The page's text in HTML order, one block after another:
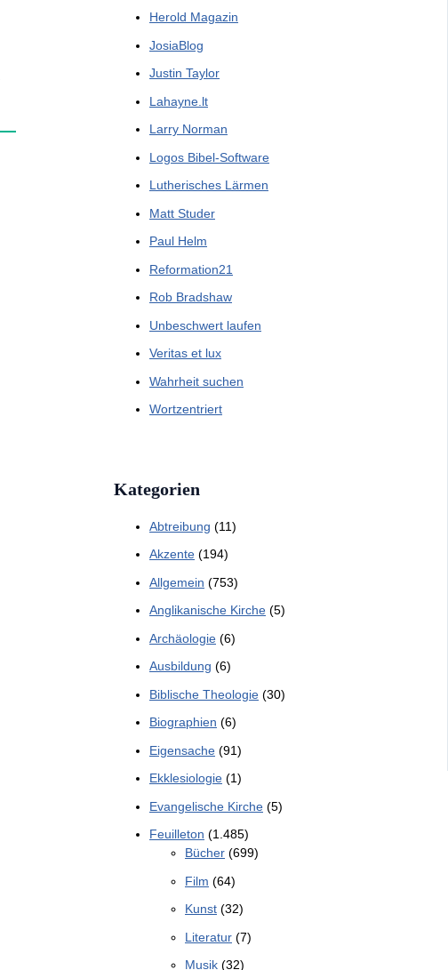
Herold Magazin
JosiaBlog
Justin Taylor
Lahayne.lt
Larry Norman
Logos Bibel-Software
Lutherisches Lärmen
Matt Studer
Paul Helm
Reformation21
Rob Bradshaw
Unbeschwert laufen
Veritas et lux
Wahrheit suchen
Wortzentriert
Kategorien
Abtreibung (11)
Akzente (194)
Allgemein (753)
Anglikanische Kirche (5)
Archäologie (6)
Ausbildung (6)
Biblische Theologie (30)
Biographien (6)
Eigensache (91)
Ekklesiologie (1)
Evangelische Kirche (5)
Feuilleton (1.485)
Bücher (699)
Film (64)
Kunst (32)
Literatur (7)
Musik (32)